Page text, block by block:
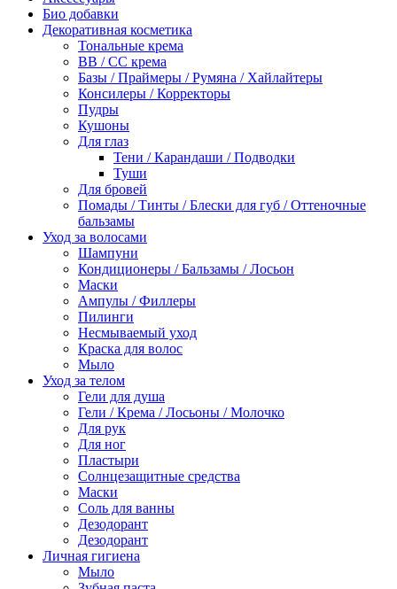
Био добавки
Декоративная косметика
Тональные крема
BB / СС крема
Базы / Праймеры / Румяна / Хайлайтеры
Консилеры / Корректоры
Пудры
Кушоны
Для глаз
Тени / Карандаши / Подводки
Туши
Для бровей
Помады / Тинты / Блески для губ / Оттеночные
бальзамы
Уход за волосами
Шампуни
Кондиционеры / Бальзамы / Лосьон
Маски
Ампулы / Филлеры
Пилинги
Несмываемый уход
Краска для волос
Мыло
Уход за телом
Гели для душа
Гели / Крема / Лосьоны / Молочко
Для рук
Для ног
Пластыри
Солнцезащитные средства
Маски
Соль для ванны
Дезодорант
Дезодорант
Личная гигиена
Мыло